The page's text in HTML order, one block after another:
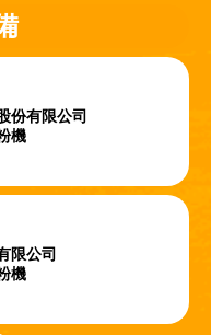
份有限公司
機
限公司
機